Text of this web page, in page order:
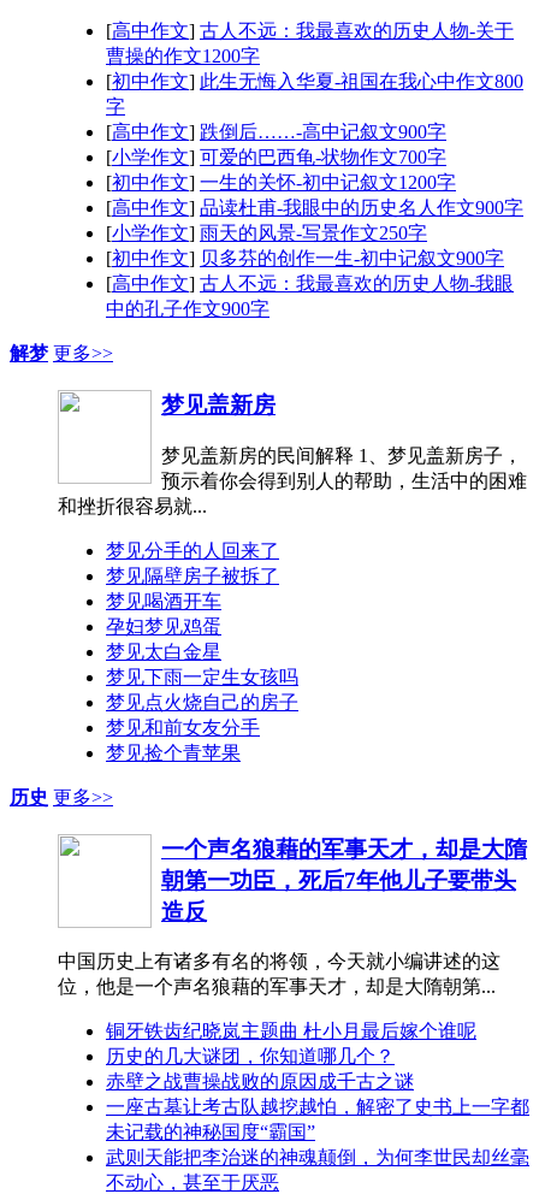
[高中作文] 古人不远：我最喜欢的历史人物-关于
曹操的作文1200字
[初中作文] 此生无悔入华夏-祖国在我心中作文800
字
[高中作文] 跌倒后……-高中记叙文900字
[小学作文] 可爱的巴西龟-状物作文700字
[初中作文] 一生的关怀-初中记叙文1200字
[高中作文] 品读杜甫-我眼中的历史名人作文900字
[小学作文] 雨天的风景-写景作文250字
[初中作文] 贝多芬的创作一生-初中记叙文900字
[高中作文] 古人不远：我最喜欢的历史人物-我眼
中的孔子作文900字
解梦 更多>>
梦见盖新房
梦见盖新房的民间解释 1、梦见盖新房子，
预示着你会得到别人的帮助，生活中的困难
和挫折很容易就...
梦见分手的人回来了
梦见隔壁房子被拆了
梦见喝酒开车
孕妇梦见鸡蛋
梦见太白金星
梦见下雨一定生女孩吗
梦见点火烧自己的房子
梦见和前女友分手
梦见捡个青苹果
历史 更多>>
一个声名狼藉的军事天才，却是大隋
朝第一功臣，死后7年他儿子要带头
造反
中国历史上有诸多有名的将领，今天就小编讲述的这
位，他是一个声名狼藉的军事天才，却是大隋朝第...
铜牙铁齿纪晓岚主题曲 杜小月最后嫁个谁呢
历史的几大谜团，你知道哪几个？
赤壁之战曹操战败的原因成千古之谜
一座古墓让考古队越挖越怕，解密了史书上一字都
未记载的神秘国度“霸国”
武则天能把李治迷的神魂颠倒，为何李世民却丝毫
不动心，甚至于厌恶